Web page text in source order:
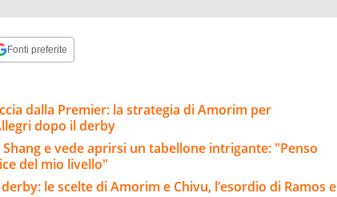
Fonti preferite
dalla Premier: la strategia di Amorim per
dopo il derby
e vede aprirsi un tabellone intrigante: "Penso
del mio livello"
le scelte di Amorim e Chivu, l’esordio di Ramos e